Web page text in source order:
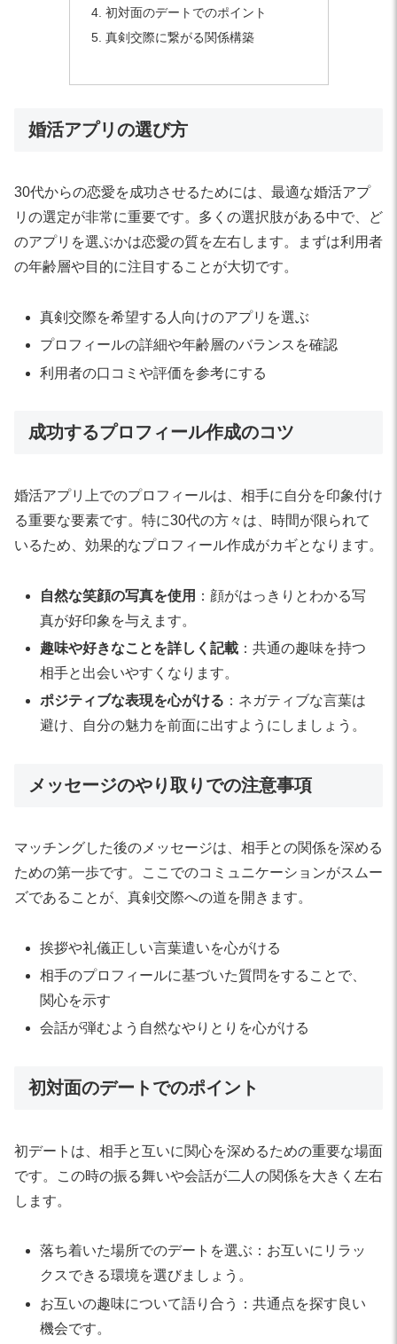
初対面のデートでのポイント
真剣交際に繋がる関係構築
婚活アプリの選び方
30代からの恋愛を成功させるためには、最適な婚活アプ
リの選定が非常に重要です。多くの選択肢がある中で、ど
のアプリを選ぶかは恋愛の質を左右します。まずは利用者
の年齢層や目的に注目することが大切です。
真剣交際を希望する人向けのアプリを選ぶ
プロフィールの詳細や年齢層のバランスを確認
利用者の口コミや評価を参考にする
成功するプロフィール作成のコツ
婚活アプリ上でのプロフィールは、相手に自分を印象付け
る重要な要素です。特に30代の方々は、時間が限られて
いるため、効果的なプロフィール作成がカギとなります。
自然な笑顔の写真を使用 ：顔がはっきりとわかる写
真が好印象を与えます。
趣味や好きなことを詳しく記載 ：共通の趣味を持つ
相手と出会いやすくなります。
ポジティブな表現を心がける ：ネガティブな言葉は
避け、自分の魅力を前面に出すようにしましょう。
メッセージのやり取りでの注意事項
マッチングした後のメッセージは、相手との関係を深める
ための第一歩です。ここでのコミュニケーションがスムー
ズであることが、真剣交際への道を開きます。
挨拶や礼儀正しい言葉遣いを心がける
相手のプロフィールに基づいた質問をすることで、
関心を示す
会話が弾むよう自然なやりとりを心がける
初対面のデートでのポイント
初デートは、相手と互いに関心を深めるための重要な場面
です。この時の振る舞いや会話が二人の関係を大きく左右
します。
落ち着いた場所でのデートを選ぶ：お互いにリラッ
クスできる環境を選びましょう。
お互いの趣味について語り合う：共通点を探す良い
機会です。